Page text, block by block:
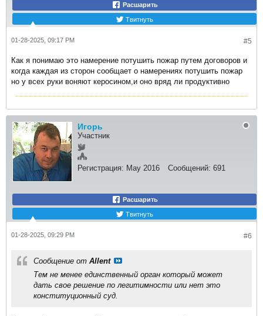
Расшарить
Твитнуть
#5
01-28-2025, 09:17 PM
Как я понимаю это намерение потушить пожар путем договоров и
когда каждая из сторон сообщает о намерениях потушить пожар
но у всех руки воняют керосином,и оно вряд ли продуктивно
Игорь
Участник
Регистрация: May 2016 Сообщений: 691
Расшарить
Твитнуть
#6
01-28-2025, 09:29 PM
Сообщение от Allent
Тем не менее единственный орган который может
дать свое решение по легитимности или нет это
конституционный суд.